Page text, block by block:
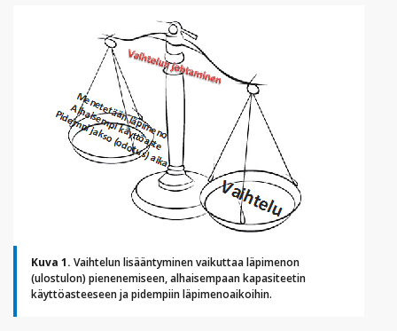
Kuva 1. Vaihtelun lisääntyminen vaikuttaa läpimenon
(ulostulon) pienenemiseen, alhaisempaan kapasiteetin
käyttöasteeseen ja pidempiin läpimenoaikoihin.